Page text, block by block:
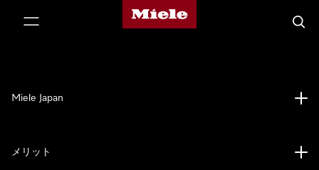
Mieleのホームページ
検索
Miele Japan
メリット